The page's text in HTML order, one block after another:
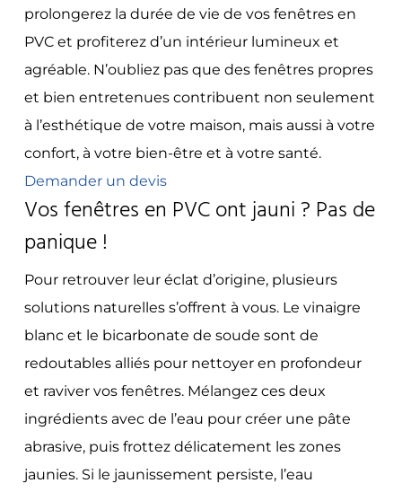
prolongerez la durée de vie de vos fenêtres en
PVC et profiterez d’un intérieur lumineux et
agréable. N’oubliez pas que des fenêtres propres
et bien entretenues contribuent non seulement
à l’esthétique de votre maison, mais aussi à votre
confort, à votre bien-être et à votre santé.
Demander un devis
Vos fenêtres en PVC ont jauni ? Pas de
panique !
Pour retrouver leur éclat d’origine, plusieurs
solutions naturelles s’offrent à vous. Le vinaigre
blanc et le bicarbonate de soude sont de
redoutables alliés pour nettoyer en profondeur
et raviver vos fenêtres. Mélangez ces deux
ingrédients avec de l’eau pour créer une pâte
abrasive, puis frottez délicatement les zones
jaunies. Si le jaunissement persiste, l’eau